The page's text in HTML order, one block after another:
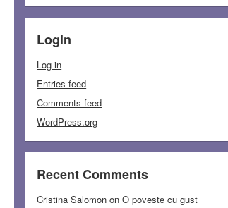
Login
Log in
Entries feed
Comments feed
WordPress.org
Recent Comments
Cristina Salomon onO poveste cu gust